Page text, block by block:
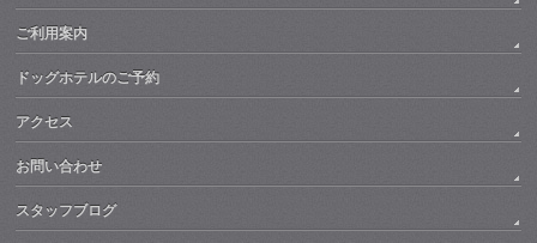
ご利用案内
ドッグホテルのご予約
アクセス
お問い合わせ
スタッフブログ